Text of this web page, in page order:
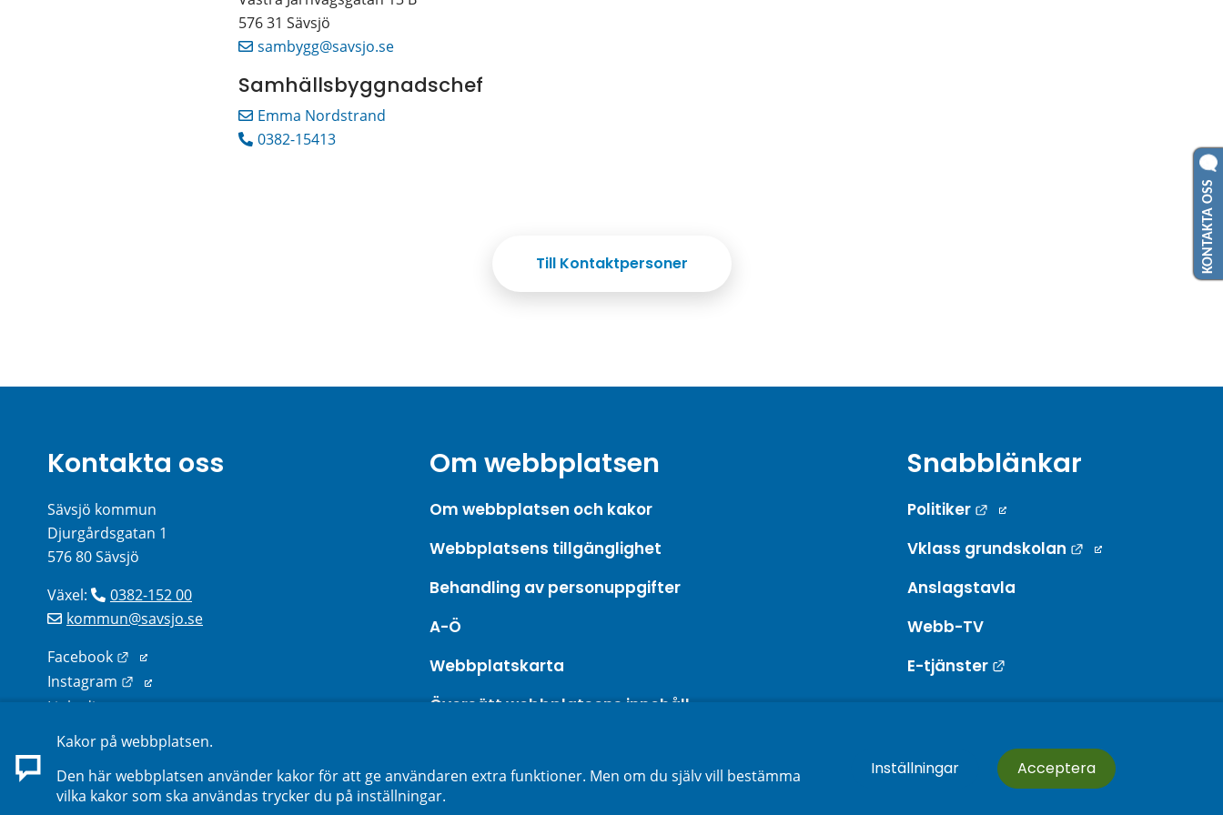
576 31 Sävsjö
sambygg@savsjo.se
Samhällsbyggnadschef
Emma Nordstrand
0382-15413
Till Kontaktpersoner
Kontakta oss
Sävsjö kommun
Djurgårdsgatan 1
576 80 Sävsjö
Växel:
0382-152 00
kommun@savsjo.se
Facebook
Länk till annan webbplats.
Instagram
Länk till annan webbplats.
Linkedin
Sök kontakter på webbplatsen
Om webbplatsen
Om webbplatsen och kakor
Webbplatsens tillgänglighet
Behandling av personuppgifter
A-Ö
Webbplatskarta
Översätt webbplatsens innehåll
Snabblänkar
Politiker
Länk till annan webbplats.
Vklass grundskolan
Länk till annan
Anslagstavla
Webb-TV
E-tjänster
Kakor på webbplatsen.
Den här webbplatsen använder kakor för att ge användaren extra funktioner. Men om du själv vill bestämma
vilka kakor som ska användas trycker du på inställningar.
Inställningar Acceptera
KONTAKTA OSS